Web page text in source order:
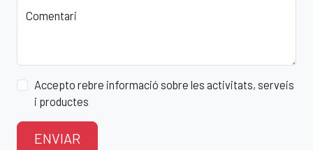
Comentari
Accepto rebre informació sobre les activitats, serveis
i productes
ENVIAR